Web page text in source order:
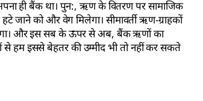
ही बैंक था। पुन:, ऋण के वितरण पर सामाजिक
जाने को और वेग मिलेगा। सीमावर्ती ऋण-ग्राहकों
और इस सब के ऊपर से अब, बैंक ऋणों का
से हम इससे बेहतर की उम्मीद भी तो नहीं कर सकते